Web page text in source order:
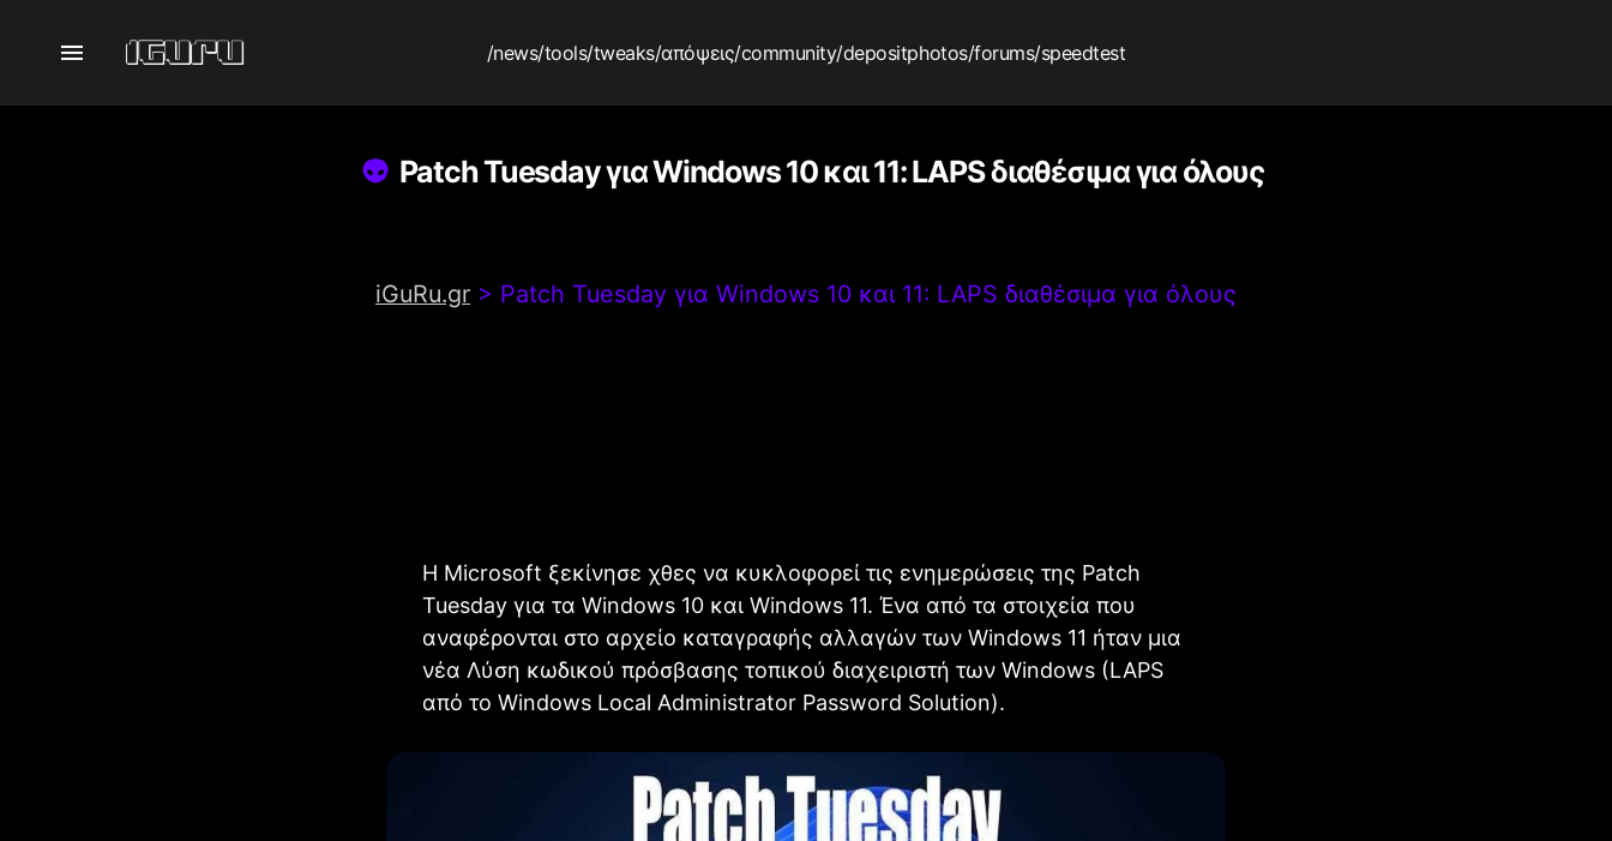
/news/tools/tweaks/απόψεις/community/depositphotos/forums/speedtest
Patch Tuesday για Windows 10 και 11: LAPS διαθέσιμα για όλους
iGuRu.gr > Patch Tuesday για Windows 10 και 11: LAPS διαθέσιμα για όλους
Η Microsoft ξεκίνησε χθες να κυκλοφορεί τις ενημερώσεις της Patch
Tuesday για τα Windows 10 και Windows 11. Ένα από τα στοιχεία που
αναφέρονται στο αρχείο καταγραφής αλλαγών των Windows 11 ήταν μια
νέα Λύση κωδικού πρόσβασης τοπικού διαχειριστή των Windows (LAPS
από το Windows Local Administrator Password Solution).